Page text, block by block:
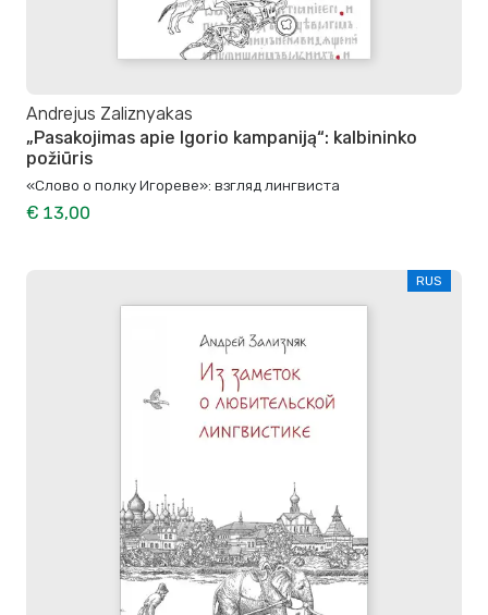
Andrejus Zaliznyakas
„Pasakojimas apie Igorio kampaniją“: kalbininko
požiūris
«Слово о полку Игореве»: взгляд лингвиста
€ 13,00
RUS